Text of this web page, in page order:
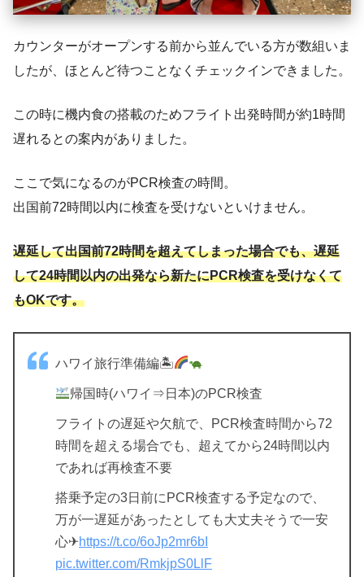
カウンターがオープンする前から並んでいる方が数組いま
したが、ほとんど待つことなくチェックインできました。
この時に機内食の搭載のためフライト出発時間が約1時間
遅れるとの案内がありました。
ここで気になるのがPCR検査の時間。
出国前72時間以内に検査を受けないといけません。
遅延して出国前72時間を超えてしまった場合でも、遅延
して24時間以内の出発なら新たにPCR検査を受けなくて
もOKです。
ハワイ旅行準備編🏝
帰国時(ハワイ⇒日本)のPCR検査
フライトの遅延や欠航で、PCR検査時間から72
時間を超える場合でも、超えてから24時間以内
であれば再検査不要
搭乗予定の3日前にPCR検査する予定なので、
万が一遅延があったとしても大丈夫そうで一安
心✈https://t.co/6oJp2mr6bI
pic.twitter.com/RmkjpS0LlF